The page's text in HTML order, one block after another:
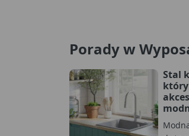
Porady w
Stal